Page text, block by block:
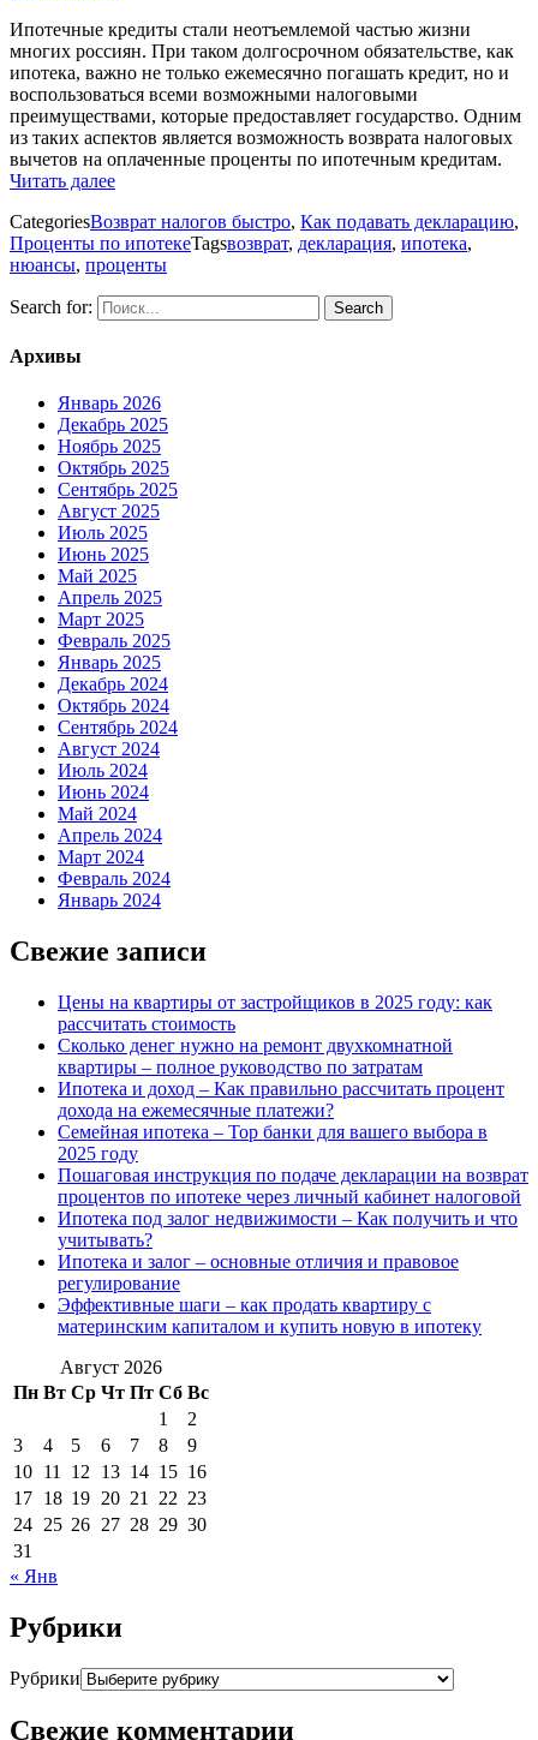
Ипотечные кредиты стали неотъемлемой частью жизни
многих россиян. При таком долгосрочном обязательстве, как
ипотека, важно не только ежемесячно погашать кредит, но и
воспользоваться всеми возможными налоговыми
преимуществами, которые предоставляет государство. Одним
из таких аспектов является возможность возврата налоговых
вычетов на оплаченные проценты по ипотечным кредитам.
Читать далее
CategoriesВозврат налогов быстро, Как подавать декларацию,
Проценты по ипотекеTagsвозврат, декларация, ипотека,
нюансы, проценты
Search for:
Архивы
Январь 2026
Декабрь 2025
Ноябрь 2025
Октябрь 2025
Сентябрь 2025
Август 2025
Июль 2025
Июнь 2025
Май 2025
Апрель 2025
Март 2025
Февраль 2025
Январь 2025
Декабрь 2024
Октябрь 2024
Сентябрь 2024
Август 2024
Июль 2024
Июнь 2024
Май 2024
Апрель 2024
Март 2024
Февраль 2024
Январь 2024
Свежие записи
Цены на квартиры от застройщиков в 2025 году: как
рассчитать стоимость
Сколько денег нужно на ремонт двухкомнатной
квартиры – полное руководство по затратам
Ипотека и доход – Как правильно рассчитать процент
дохода на ежемесячные платежи?
Семейная ипотека – Top банки для вашего выбора в
2025 году
Пошаговая инструкция по подаче декларации на возврат
процентов по ипотеке через личный кабинет налоговой
Ипотека под залог недвижимости – Как получить и что
учитывать?
Ипотека и залог – основные отличия и правовое
регулирование
Эффективные шаги – как продать квартиру с
материнским капиталом и купить новую в ипотеку
Август 2026
Пн Вт Ср Чт Пт Сб Вс
1
2
3
4 5 6 7 8
9
10 11 12 13 14 15 16
17 18 19 20 21 22 23
24 25 26 27 28 29 30
31
« Янв
Рубрики
Рубрики
Свежие комментарии